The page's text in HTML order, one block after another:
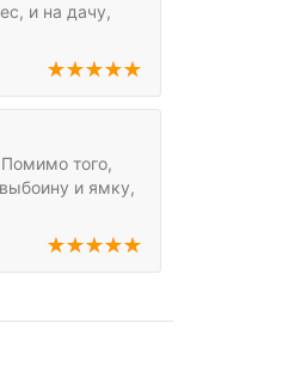
и на дачу,
того,
и ямку,